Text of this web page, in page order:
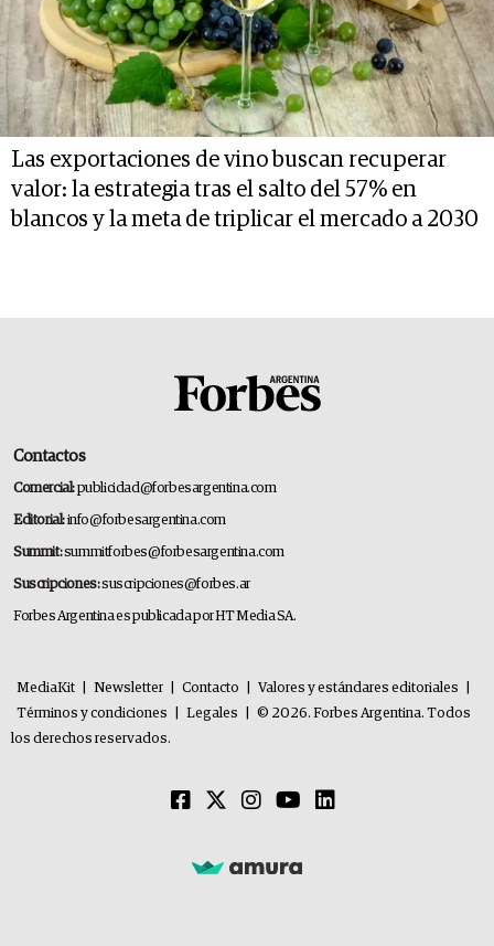
Las exportaciones de vino buscan recuperar
valor: la estrategia tras el salto del 57% en
blancos y la meta de triplicar el mercado a 2030
Contactos
Comercial:publicidad@forbesargentina.com
Editorial:info@forbesargentina.com
Summit:summitforbes@forbesargentina.com
Suscripciones:suscripciones@forbes.ar
Forbes Argentina es publicada por HT Media SA.
MediaKit Newsletter Contacto Valores y estándares editoriales
Términos y condiciones
Legales
© 2026. Forbes Argentina. Todos
los derechos reservados.